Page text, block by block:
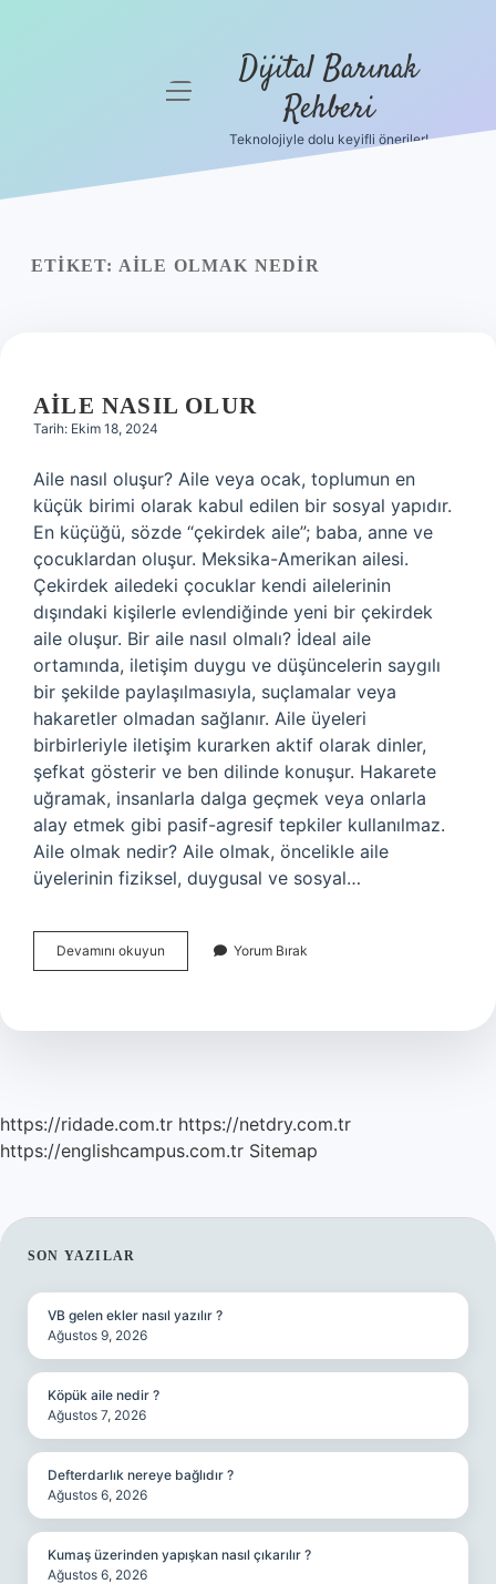
menüyü
Dijital Barınak
Rehberi
Teknolojiyle dolu keyifli öneriler!
ETIKET: AILE OLMAK NEDIR
AILE NASIL OLUR
Tarih: Ekim 18, 2024
Aile nasıl oluşur? Aile veya ocak, toplumun en
küçük birimi olarak kabul edilen bir sosyal yapıdır.
En küçüğü, sözde “çekirdek aile”; baba, anne ve
çocuklardan oluşur. Meksika-Amerikan ailesi.
Çekirdek ailedeki çocuklar kendi ailelerinin
dışındaki kişilerle evlendiğinde yeni bir çekirdek
aile oluşur. Bir aile nasıl olmalı? İdeal aile
ortamında, iletişim duygu ve düşüncelerin saygılı
bir şekilde paylaşılmasıyla, suçlamalar veya
hakaretler olmadan sağlanır. Aile üyeleri
birbirleriyle iletişim kurarken aktif olarak dinler,
şefkat gösterir ve ben dilinde konuşur. Hakarete
uğramak, insanlarla dalga geçmek veya onlarla
alay etmek gibi pasif-agresif tepkiler kullanılmaz.
Aile olmak nedir? Aile olmak, öncelikle aile
üyelerinin fiziksel, duygusal ve sosyal…
Devamını okuyun
Nasıl
Yorum Bırak
https://ridade.com.tr https://netdry.com.tr
https://englishcampus.com.tr Sitemap
SIDEBAR
SON YAZILAR
VB gelen ekler nasıl yazılır ?
Ağustos 9, 2026
Köpük aile nedir ?
Ağustos 7, 2026
Defterdarlık nereye bağlıdır ?
Ağustos 6, 2026
Kumaş üzerinden yapışkan nasıl çıkarılır ?
Ağustos 6, 2026